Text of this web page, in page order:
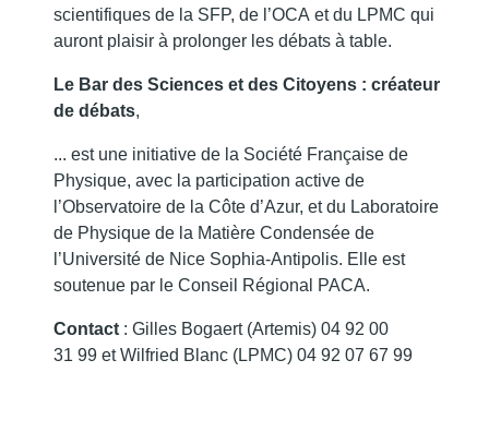
scientifiques de la SFP, de l’OCA et du LPMC qui
auront plaisir à prolonger les débats à table.
Le Bar des Sciences et des Citoyens : créateur
de débats,
... est une initiative de la Société Française de
Physique, avec la participation active de
l’Observatoire de la Côte d’Azur, et du Laboratoire
de Physique de la Matière Condensée de
l’Université de Nice Sophia-Antipolis. Elle est
soutenue par le Conseil Régional PACA.
Contact : Gilles Bogaert (Artemis) 04 92 00
31 99 et Wilfried Blanc (LPMC) 04 92 07 67 99